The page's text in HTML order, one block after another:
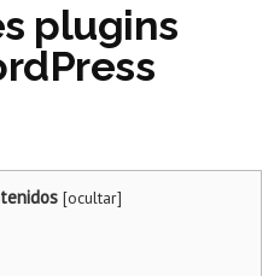
plugins
[ocultar]